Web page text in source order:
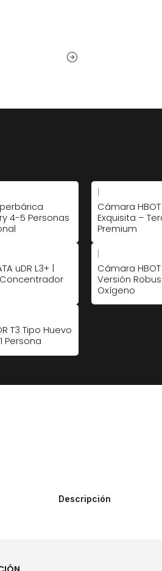
4-5 Personas
Cámara
Exquisita –
Premium
uDR L3+ |
Concentrador
Cámara HBOT
Versión
Oxígeno
T3 Tipo Huevo
Persona
Descripción